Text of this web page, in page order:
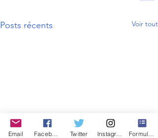
Posts récents Voir tout
Email Twitter